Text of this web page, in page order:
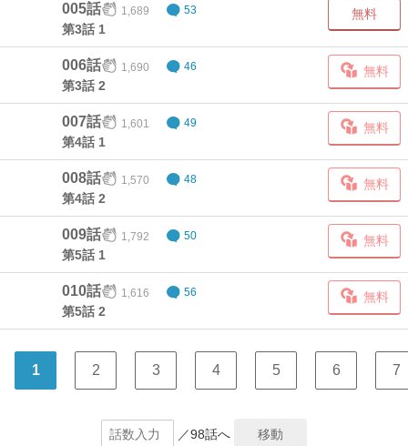
005話 1,689 53
第3話 1
無料
006話 1,690 46
第3話 2
無料
007話 1,601 49
第4話 1
無料
008話 1,570 48
第4話 2
無料
009話 1,792 50
第5話 1
無料
010話 1,616 56
第5話 2
無料
1 2 3 4 5 6 7
／98話へ